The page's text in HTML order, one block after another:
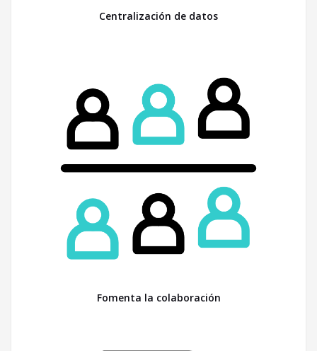
Centralización de datos
Fomenta la colaboración